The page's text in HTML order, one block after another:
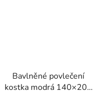
Bavlněné povlečení
kostka modrá 140×200